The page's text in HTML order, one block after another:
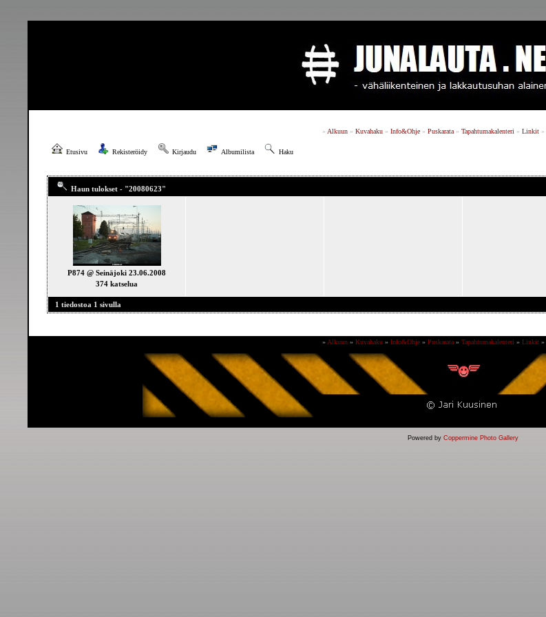
» Alkuun» Kuvahaku» Info&Ohje» Puskarata» Tapahtumakalenteri » Linkit»
Etusivu Rekisteröidy Kirjaudu Albumilista Haku
Haun tulokset - "20080623"
P874 @ Seinäjoki 23.06.2008
374 katselua
1 tiedostoa 1 sivulla
» Alkuun» Kuvahaku» Info&Ohje» Puskarata» Tapahtumakalenteri » Linkit»
Powered by Coppermine Photo Gallery